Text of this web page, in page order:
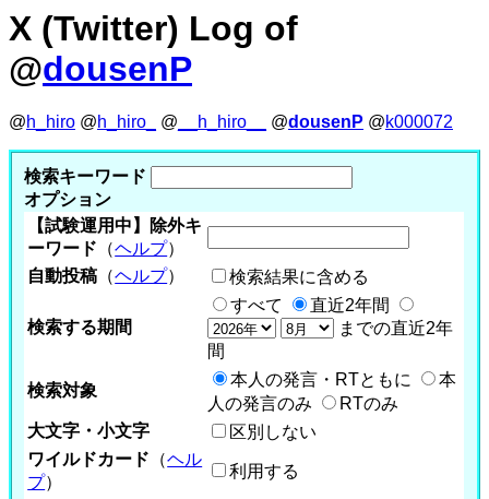
X (Twitter) Log of
@dousenP
@h_hiro @h_hiro_ @ __h_hiro__ @dousenP @k000072
検索キーワード
オプション
【試験運用中】除外キ
ーワード （ヘルプ）
自動投稿 （ヘルプ） 検索結果に含める
検索する期間
すべて
直近2年間
までの直近2年
間
検索対象
本人の発言・RTともに
本
人の発言のみ
RTのみ
大文字・小文字
区別しない
ワイルドカード （ヘル
プ）
利用する